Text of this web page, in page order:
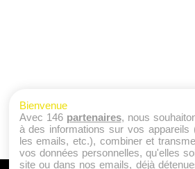
Bienvenue
Avec 146 partenaires, nous
à des informations sur vos appareils
les emails, etc.), combiner et
vos données personnelles, qu'elles
site ou dans nos emails, déjà